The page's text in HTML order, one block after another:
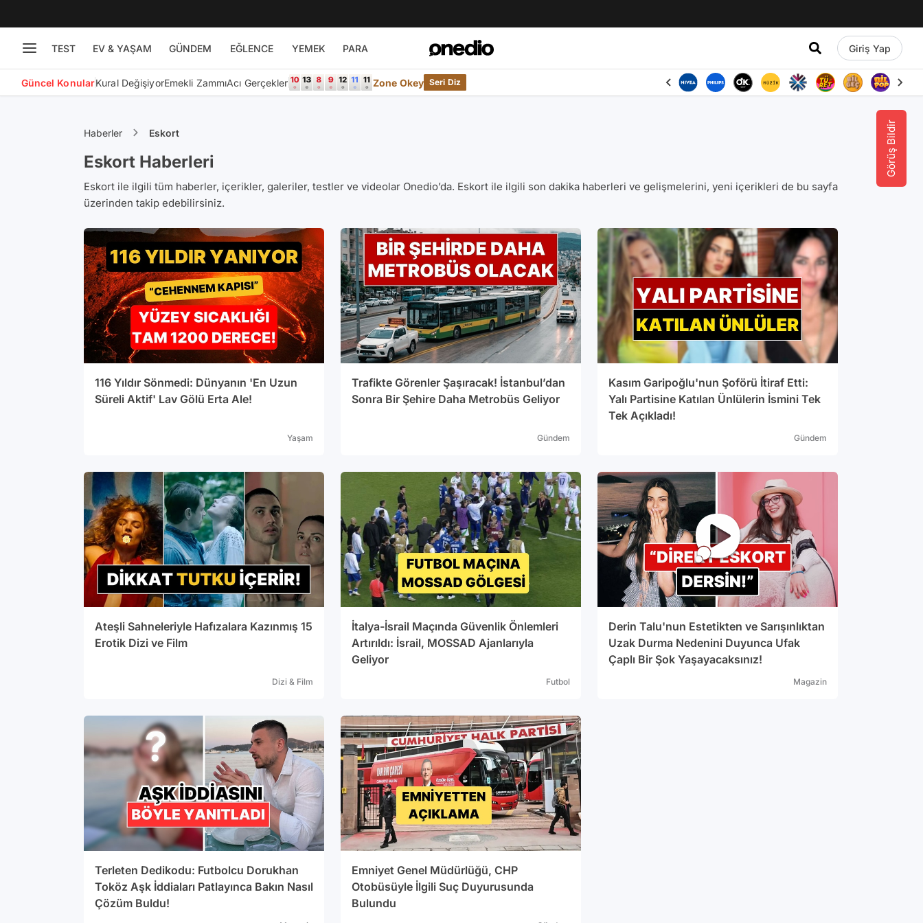
TEST EV & YAŞAM GÜNDEM EĞLENCE YEMEK PARA Giriş Yap
Güncel KonularKural DeğişiyorEmekli ZammıAcı Gerçekler Zone Okey Seri Diz
Görüş Bildir
Haberler Eskort
Eskort Haberleri
Eskort ile ilgili tüm haberler, içerikler, galeriler, testler ve videolar Onedio’da. Eskort ile ilgili son dakika haberleri ve gelişmelerini, yeni içerikleri de bu sayfa
üzerinden takip edebilirsiniz.
116 Yıldır Sönmedi: Dünyanın 'En Uzun
Süreli Aktif' Lav Gölü Erta Ale!
Yaşam
Trafikte Görenler Şaşıracak! İstanbul’dan
Sonra Bir Şehire Daha Metrobüs Geliyor
Gündem
Kasım Garipoğlu'nun Şoförü İtiraf Etti:
Yalı Partisine Katılan Ünlülerin İsmini Tek
Tek Açıkladı!
Gündem
Ateşli Sahneleriyle Hafızalara Kazınmış 15
Erotik Dizi ve Film
Dizi & Film
İtalya-İsrail Maçında Güvenlik Önlemleri
Artırıldı: İsrail, MOSSAD Ajanlarıyla
Geliyor
Futbol
Derin Talu'nun Estetikten ve Sarışınlıktan
Uzak Durma Nedenini Duyunca Ufak
Çaplı Bir Şok Yaşayacaksınız!
Magazin
Terleten Dedikodu: Futbolcu Dorukhan
Toköz Aşk İddiaları Patlayınca Bakın Nasıl
Çözüm Buldu!
Emniyet Genel Müdürlüğü, CHP
Otobüsüyle İlgili Suç Duyurusunda
Bulundu